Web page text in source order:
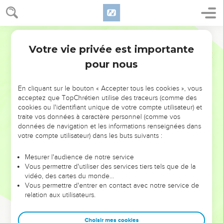
NE MANQUEZ PAS L’ÉVÉNEMENT
DE L’ANNÉE !
ET SI LEURS ERREURS POUVAIENT VOUS ÉVITER LES
VOTRES ?
leur foi ou leur vision. Mais on voit moins les doutes, les erreurs
et les saisons difficiles qu'ils ont traversés, alors même que ce
sont elles qui les ont façonnés.
Dans cette conférence, leaders, entrepreneurs, et responsables
clés pour avancer avec plus de sagesse afin que leurs erreurs
Votre vie privée est importante
pour nous
En cliquant sur le bouton « Accepter tous les cookies », vous
acceptez que TopChrétien utilise des traceurs (comme des
cookies ou l'identifiant unique de votre compte utilisateur) et
traite vos données à caractère personnel (comme vos
données de navigation et les informations renseignées dans
votre compte utilisateur) dans les buts suivants :
Mesurer l'audience de notre service
Vous permettre d'utiliser des services tiers tels que de la
vidéo, des cartes du monde…
Vous permettre d'entrer en contact avec notre service de
relation aux utilisateurs.
Choisir mes cookies